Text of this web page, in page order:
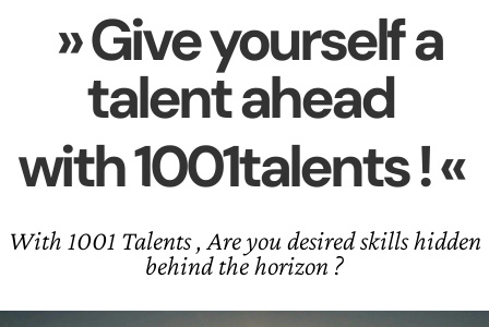
» Give yourself a
talent ahead
with 1001talents ! «
With 1001 Talents , Are you desired skills hidden
behind the horizon ?